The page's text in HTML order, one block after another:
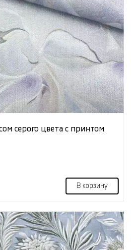
серого цвета с принтом
В корзину